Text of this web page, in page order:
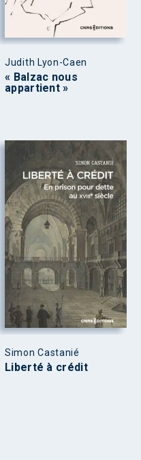
Judith Lyon-Caen
« Balzac nous
appartient »
Simon Castanié
Liberté à crédit